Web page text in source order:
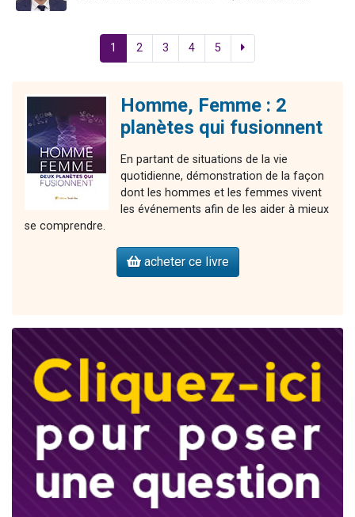
1 2 3 4 5
Homme, Femme : 2
planètes qui fusionnent
En partant de situations de la vie
quotidienne, démonstration de la façon
dont les hommes et les femmes vivent
les événements afin de les aider à mieux
se comprendre.
acheter ce livre